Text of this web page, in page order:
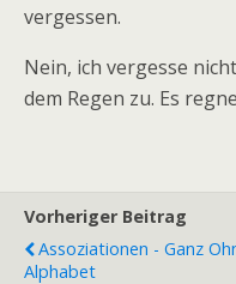
vergessen.
Nein, ich vergesse
dem Regen zu. Es
Vorheriger Beitrag
Assoziationen - Ganz
Alphabet